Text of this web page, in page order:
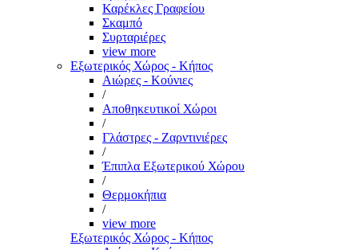
Καρέκλες Γραφείου
Σκαμπό
Συρταριέρες
view more
Εξωτερικός Χώρος - Κήπος
Αιώρες - Κούνιες
/
Αποθηκευτικοί Χώροι
/
Γλάστρες - Ζαρντινιέρες
/
Έπιπλα Εξωτερικού Χώρου
/
Θερμοκήπια
/
view more
Εξωτερικός Χώρος - Κήπος